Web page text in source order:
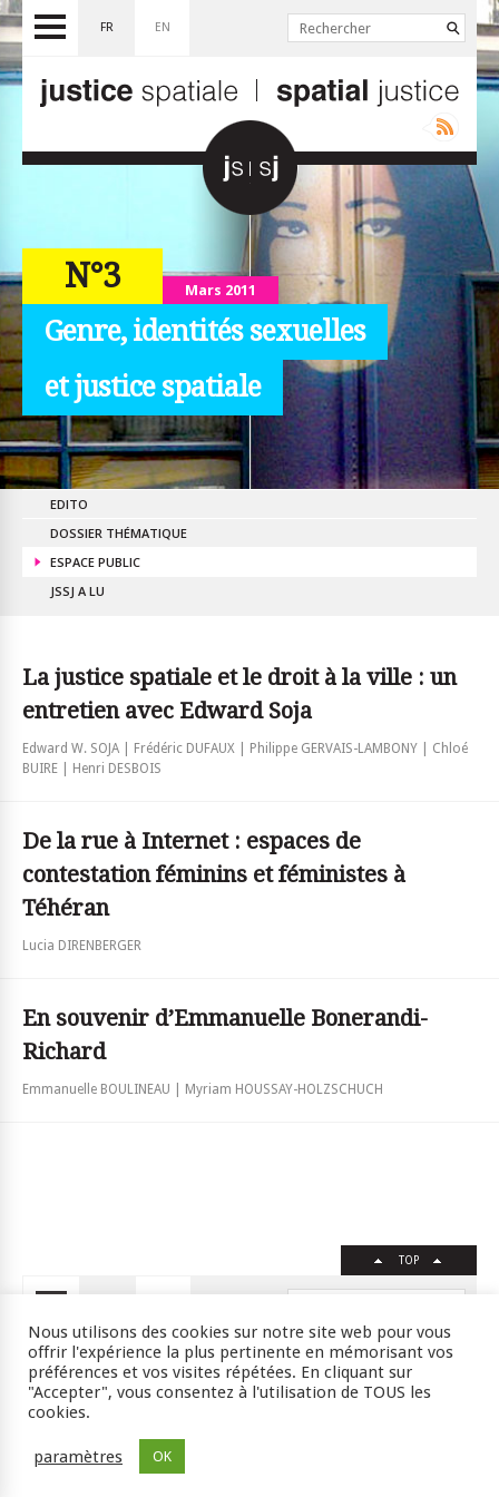
FR EN
Mars 2011
N°3
Genre, identités sexuelles
et justice spatiale
EDITO
DOSSIER THÉMATIQUE
ESPACE PUBLIC
JSSJ A LU
La justice spatiale et le droit à la ville : un
entretien avec Edward Soja
Edward W. SOJA | Frédéric DUFAUX | Philippe GERVAIS-LAMBONY | Chloé
BUIRE | Henri DESBOIS
De la rue à Internet : espaces de
contestation féminins et féministes à
Téhéran
Lucia DIRENBERGER
En souvenir d’Emmanuelle Bonerandi-
Richard
Emmanuelle BOULINEAU | Myriam HOUSSAY-HOLZSCHUCH
TOP
Crédits RSS Plan du site
ISSN : 2105-0392 l © 2009 JSSJ
Nous utilisons des cookies sur notre site web pour vous
offrir l'expérience la plus pertinente en mémorisant vos
préférences et vos visites répétées. En cliquant sur
"Accepter", vous consentez à l'utilisation de TOUS les
cookies.
paramètres OK